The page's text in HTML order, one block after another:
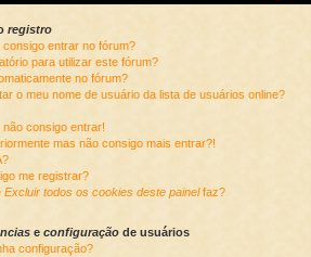
registro
consigo entrar no fórum?
para utilizar este fórum?
no fórum?
o meu nome de usuário da lista de usuários online?
consigo entrar!
mas não consigo mais entrar?!
me registrar?
Excluir todos os cookies deste painelfaz?
e configuração de usuários
configuração?